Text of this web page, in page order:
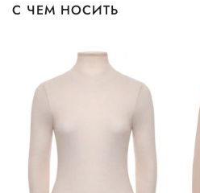
С ЧЕМ НОСИТЬ